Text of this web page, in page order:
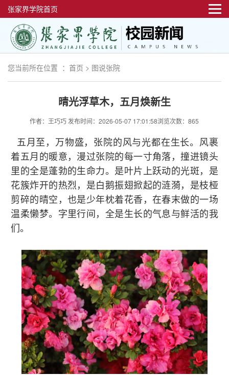
张家界学院首页
您当前所在位置 ： 首页 > 图说张院
晴光浮草木，五月焕新生
作者：王巧巧 发布时间：2026-05-07 17:01:58浏览次数：865
五月至，万物盛，张院的风与光都在生长。风裹
着五月的暖意，漫过张院的每一寸角落，撞进镜头
里的全是蓬勃的生命力。是叶片上跃动的光斑，是
花簇炸开的热烈，是白鹅振翅掀起的涟漪，是枝桠
剪碎的晴空，也是少年枕着花香，在春末做的一场
温柔懒梦。字里行间，全是生长的气息与鲜活的我
们。